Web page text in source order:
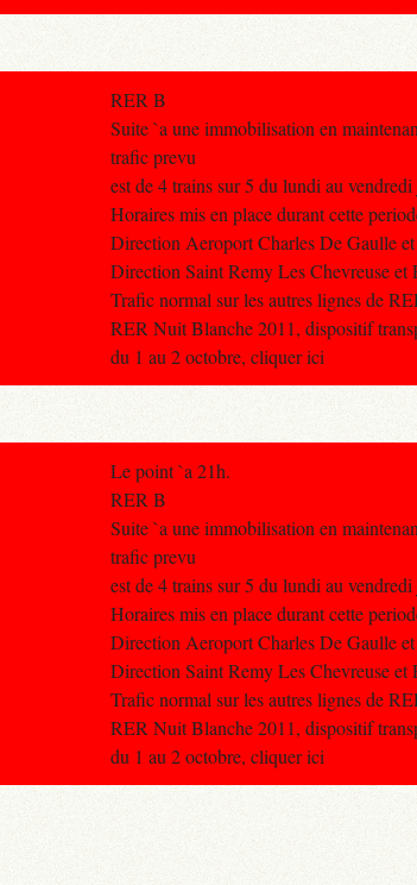
RER B
Suite `a une immobilisation en
trafic prevu
est de 4 trains sur 5 du lundi au
Horaires mis en place durant cette
Direction Aeroport Charles De Gaulle
Direction Saint Remy Les Chevreuse et
Trafic normal sur les autres lignes de
RER Nuit Blanche 2011, dispositif
du 1 au 2 octobre, cliquer ici
Le point `a 21h.
RER B
Suite `a une immobilisation en
trafic prevu
est de 4 trains sur 5 du lundi au
Horaires mis en place durant cette
Direction Aeroport Charles De Gaulle
Direction Saint Remy Les Chevreuse et
Trafic normal sur les autres lignes de
RER Nuit Blanche 2011, dispositif
du 1 au 2 octobre, cliquer ici